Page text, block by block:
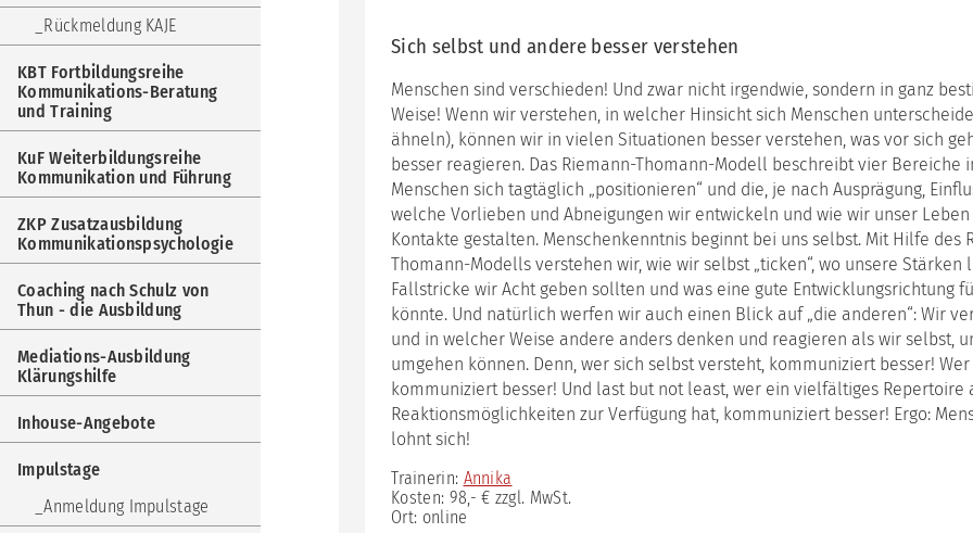
Beratung
Training
KuF
Weiterbildungsreihe
Kommunikation
und
Führung
ZKP
Zusatzausbildung
Kommunikationspsychologie
Coaching
nach
Schulz
von
Thun
-
die
Ausbildung
Mediations-
Ausbildung
Klärungshilfe
Berater:innenteam
Philosophie
the
Institute
(English
version)
Kooperationen
Thun
Videos
Auszeichnungen
Arbeitskreis
KuK
Riemann-
Modell
das
Werte-
und
das
Modell
das
Sich selbst und andere besser verstehen
Menschen sind verschieden! Und zwar nicht irgendwie, sondern in ganz
Weise! Wenn wir verstehen, in welcher Hinsicht sich Menschen
ähneln), können wir in vielen Situationen besser verstehen, was vor sich
besser reagieren. Das Riemann-Thomann-Modell beschreibt vier Bereiche
Menschen sich tagtäglich „positionieren“ und die, je nach Ausprägung,
welche Vorlieben und Abneigungen wir entwickeln und wie wir unser Leben
Kontakte gestalten. Menschenkenntnis beginnt bei uns selbst. Mit Hilfe des
Thomann-Modells verstehen wir, wie wir selbst „ticken“, wo unsere Stärken
Fallstricke wir Acht geben sollten und was eine gute Entwicklungsrichtung
könnte. Und natürlich werfen wir auch einen Blick auf „die anderen“: Wir
und in welcher Weise andere anders denken und reagieren als wir selbst,
umgehen können. Denn, wer sich selbst versteht, kommuniziert besser! Wer
kommuniziert besser! Und last but not least, wer ein vielfältiges Repertoire
Reaktionsmöglichkeiten zur Verfügung hat, kommuniziert besser! Ergo:
lohnt sich!
Trainerin: Annika
Kosten: 98,- € zzgl. MwSt.
Ort: online
Rückmeldung KAJE
KBT Fortbildungsreihe
Kommunikations-Beratung
und Training
KuF Weiterbildungsreihe
Kommunikation und Führung
ZKP Zusatzausbildung
Kommunikationspsychologie
Coaching nach Schulz von
Thun - die Ausbildung
Mediations-Ausbildung
Klärungshilfe
Inhouse-Angebote
Impulstage
Anmeldung Impulstage